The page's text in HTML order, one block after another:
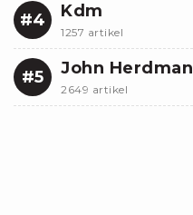
#4 Kdm
1257 artikel
#5 John Herdman
2649 artikel